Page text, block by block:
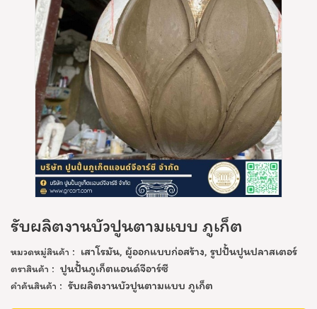
รับผลิตงานบัวปูนตามแบบ ภูเก็ต
หมวดหมู่สินค้า : เสาโรมัน, ผู้ออกแบบก่อสร้าง, รูปปั้นปูนปลาสเตอร์
ตราสินค้า : ปูนปั้นภูเก็ตแอนด์จีอาร์ซี
คำค้นสินค้า : รับผลิตงานบัวปูนตามแบบ ภูเก็ต